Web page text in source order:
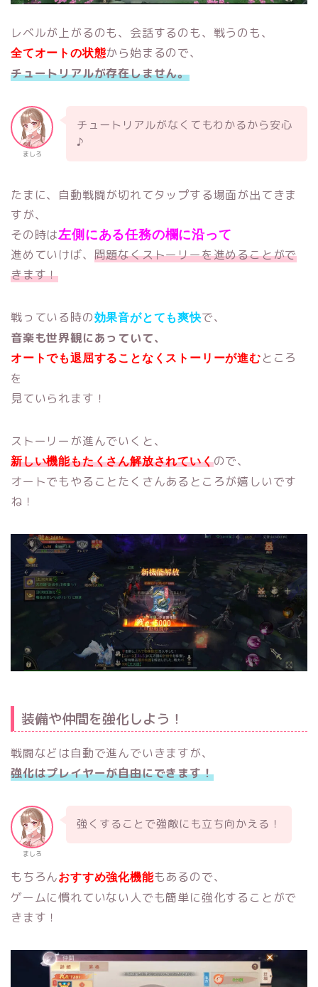
レベルが上がるのも、会話するのも、戦うのも、
全てオートの状態から始まるので、
チュートリアルが存在しません。
ましろ
チュートリアルがなくてもわかるから安心
♪
たまに、自動戦闘が切れてタップする場面が出てきま
すが、
その時は左側にある任務の欄に沿って
進めていけば、 問題なくストーリーを進めることがで
きます！
戦っている時の効果音がとても爽快で、
音楽も世界観にあっていて、
オートでも退屈することなくストーリーが進む ところ
を
見ていられます！
ストーリーが進んでいくと、
新しい機能もたくさん解放されていくので、
オートでもやることたくさんあるところが嬉しいです
ね！
装備や仲間を強化しよう！
戦闘などは自動で進んでいきますが、
強化はプレイヤーが自由にできます！
ましろ
強くすることで強敵にも立ち向かえる！
もちろんおすすめ強化機能もあるので、
ゲームに慣れていない人でも簡単に強化することがで
きます！